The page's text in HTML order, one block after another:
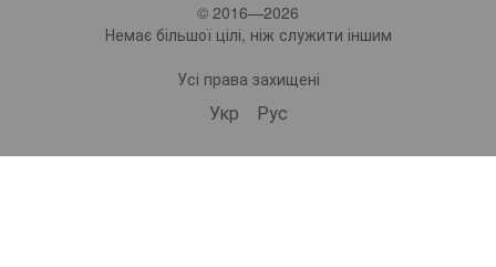
© 2016—2026
Немає більшої цілі, ніж служити іншим
Усі права захищені
Укр Рус